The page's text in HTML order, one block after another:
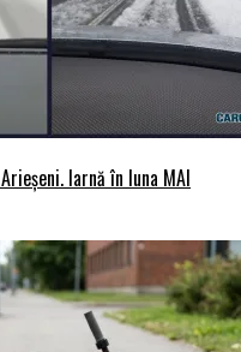
Iarnă în luna MAI